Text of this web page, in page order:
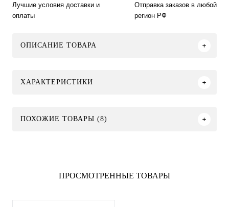
Лучшие условия доставки и
оплаты
Отправка заказов в любой
регион РФ
ОПИСАНИЕ ТОВАРА
ХАРАКТЕРИСТИКИ
ПОХОЖИЕ ТОВАРЫ (8)
ПРОСМОТРЕННЫЕ ТОВАРЫ